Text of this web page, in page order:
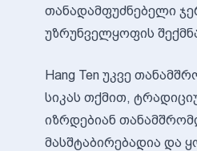
თანადამფუძნებელი
უზრუნველყოფის
Hang Ten უკვე
სიკას თქმით,
იზრდებიან
მასშტაბირებადია და